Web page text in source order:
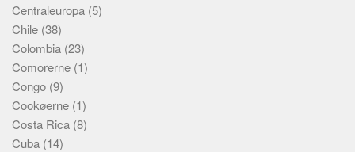
Centraleuropa (5)
Chile (38)
Colombia (23)
Comorerne (1)
Congo (9)
Cookøerne (1)
Costa Rica (8)
Cuba (14)